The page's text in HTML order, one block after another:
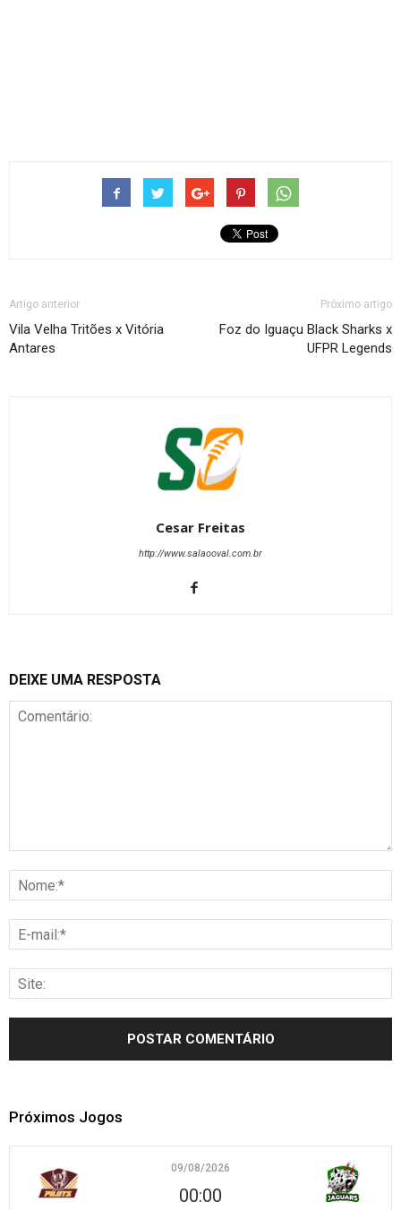
Artigo anterior
Vila Velha Tritões x Vitória
Antares
Próximo artigo
Foz do Iguaçu Black Sharks x
UFPR Legends
Cesar Freitas
http://www.salaooval.com.br
DEIXE UMA RESPOSTA
Próximos Jogos
09/08/2026
00:00